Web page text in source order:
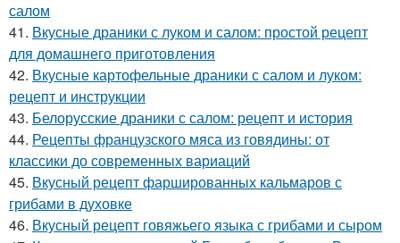
салом
41. Вкусные драники с луком и салом: простой рецепт
для домашнего приготовления
42. Вкусные картофельные драники с салом и луком:
рецепт и инструкции
43. Белорусские драники с салом: рецепт и история
44. Рецепты французского мяса из говядины: от
классики до современных вариаций
45. Вкусный рецепт фаршированных кальмаров с
грибами в духовке
46. Вкусный рецепт говяжьего языка с грибами и сыром